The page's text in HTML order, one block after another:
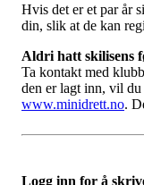
Hvis det er et par år
din, slik at de kan
Aldri hatt skilisens
Ta kontakt med
den er lagt inn, vil
www.minidrett.no.
Logg inn for å